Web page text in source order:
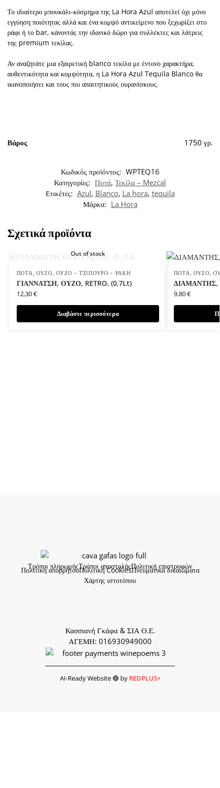
Το ιδιαίτερο μπουκάλι-κόσμημα της La Hora Azul αποτελεί όχι μόνο
εγγύηση ποιότητας αλλά και ένα κομψό αντικείμενο που ξεχωρίζει στο
ράφι ή το bar, κάνοντάς την ιδανικό δώρο για συλλέκτες και λάτρεις
της premium τεκίλας.
Αν αναζητάτε μια εξαιρετική blanco τεκίλα με έντονο χαρακτήρα,
αυθεντικότητα και κομψότητα, η La Hora Azul Tequila Blanco θα
ικανοποιήσει και τους πιο απαιτητικούς ουρανίσκους.
Βάρος 1750 γρ.
Κωδικός προϊόντος: WPTEQ16
Κατηγορίες: Ποτά, Τεκίλα – Mezcal
Ετικέτες: Azul, Blanco, La hora, tequila
Μάρκα: La Hora
Σχετικά προϊόντα
Out of stock
ΠΟΤΆ, ΟΎΖΟ,ΟΎΖΟ – ΤΣΊΠΟΥΡΟ – ΡΑΚΉ
ΓΙΑΝΝΑΤΣΗ, ΟΥΖΟ, RETRO, (0,7Lt)
12,30€
Διαβάστε περισσότερα
ΠΟΤΆ, ΟΎΖΟ,
ΔΙΑΜΑΝΤΗΣ,
9,80€
Τρόποι πληρωμήςΤρόποι αποστολήςΠολιτική επιστροφών
Πολιτική απορρήτουΠολιτική CookiesΠνευματικά δικαιώματα
Χάρτης ιστοτόπου
Κασσιανή Γκάφα & ΣΙΑ Ο.Ε.
ΑΓΕΜΗ: 016930949000
AI-Ready Website 🔴 by REDPLUS+